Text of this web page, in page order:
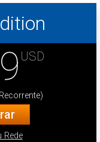
USD
Rede